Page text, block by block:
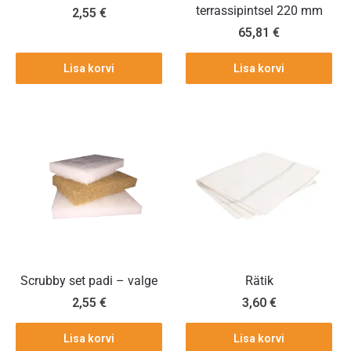
2,55 €
Lisa korvi
terrassipintsel 220 mm
65,81€
Lisa korvi
Scrubby set padi – valge
2,55 €
Lisa korvi
Rätik
3,60 €
Lisa korvi